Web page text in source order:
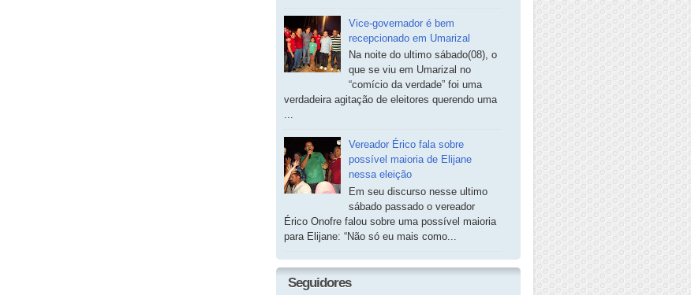
Vice-governador é bem
recepcionado em Umarizal
Na noite do ultimo sábado(08), o
que se viu em Umarizal no
“comício da verdade” foi uma
verdadeira agitação de eleitores querendo uma
...
Vereador Érico fala sobre
possível maioria de Elijane
nessa eleição
Em seu discurso nesse ultimo
sábado passado o vereador
Érico Onofre falou sobre uma possível maioria
para Elijane: “Não só eu mais como...
Seguidores